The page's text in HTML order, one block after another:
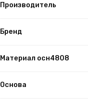
Производитель
Бренд
Материал осн4808
Основа